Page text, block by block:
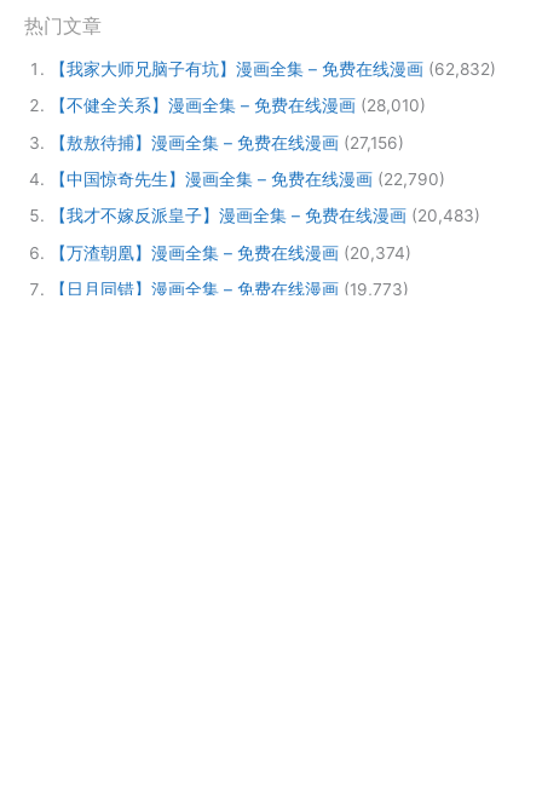
热门文章
【我家大师兄脑子有坑】漫画全集 – 免费在线漫画 (62,832)
【不健全关系】漫画全集 – 免费在线漫画 (28,010)
【敖敖待捕】漫画全集 – 免费在线漫画 (27,156)
【中国惊奇先生】漫画全集 – 免费在线漫画 (22,790)
【我才不嫁反派皇子】漫画全集 – 免费在线漫画 (20,483)
【万渣朝凰】漫画全集 – 免费在线漫画 (20,374)
【日月同错】漫画全集 – 免费在线漫画 (19,773)